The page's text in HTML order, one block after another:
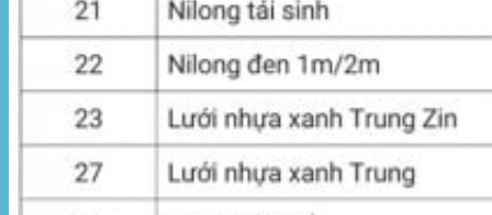
Hòa Phát Đạt
Giới thiệu Hòa Phát Đạt
Sản Phẩm
Sản Phẩm Bạt Che Ngoài Trời
Bạt che nắng mưa
Bạt kéo ngoài trời
Bạt che tự cuốn
Bạt nhựa xanh cam
Bạt sọc 3 màu
Bạt nhựa giá rẻ